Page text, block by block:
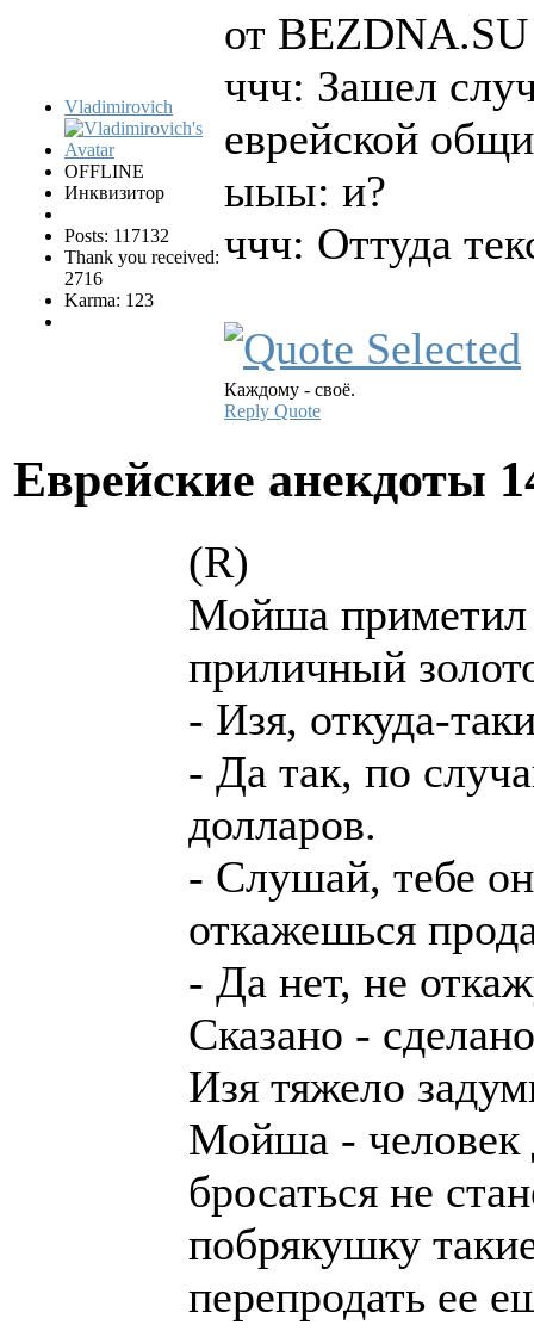
Vladimirovich
OFFLINE
Инквизитор
Posts: 117132
Thank you received:
2716
Karma: 123
от BEZDNA.SU
ччч: Зашел
еврейской
ыыы: и?
ччч: Оттуда
Каждому - своё.
Reply Quote
Еврейские анекдоты
(R)
Мойша приметил
приличный
- Изя, откуда-
- Да так, по
долларов.
- Слушай, тебе
откажешься
- Да нет, не
Сказано -
Изя тяжело
Мойша - человек
бросаться не
побрякушку
перепродать ее